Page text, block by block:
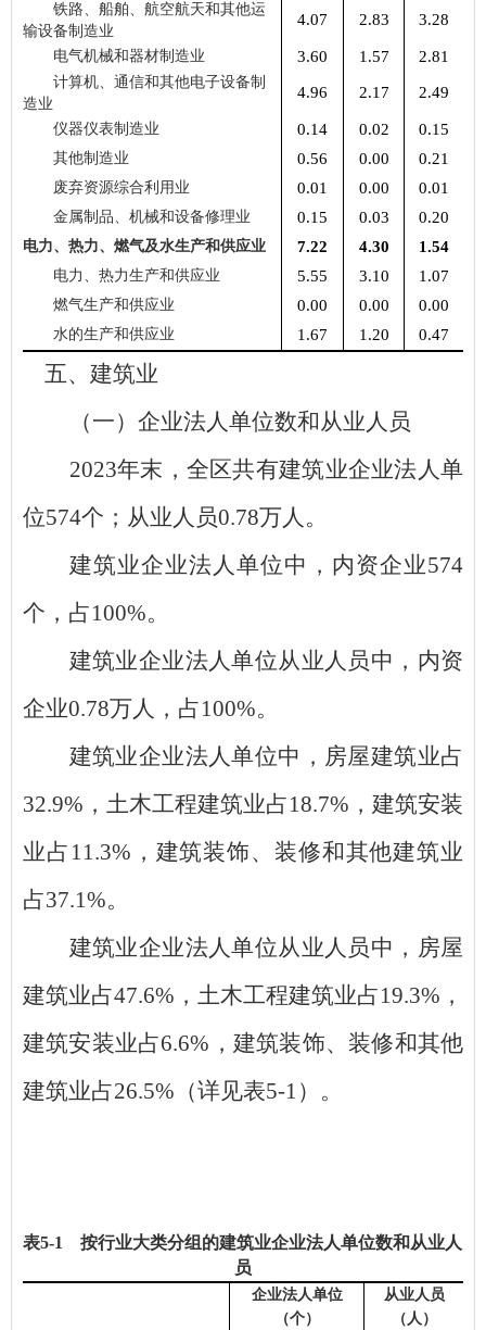
铁路、船舶、航空航天和其他运
输设备制造业
4.07 2.83 3.28
电气机械和器材制造业 3.60 1.57 2.81
计算机、通信和其他电子设备制
造业
4.96 2.17 2.49
仪器仪表制造业 0.14 0.02 0.15
其他制造业 0.56 0.00 0.21
废弃资源综合利用业 0.01 0.00 0.01
金属制品、机械和设备修理业 0.15 0.03 0.20
电力、热力、燃气及水生产和供应业 7.22 4.30 1.54
电力、热力生产和供应业 5.55 3.10 1.07
燃气生产和供应业 0.00 0.00 0.00
水的生产和供应业 1.67 1.20 0.47
五、建筑业
（一）企业法人单位数和从业人员
2023年末，全区共有建筑业企业法人单
位574个；从业人员0.78万人。
建筑业企业法人单位中，内资企业574
个，占100%。
建筑业企业法人单位从业人员中，内资
企业0.78万人，占100%。
建筑业企业法人单位中，房屋建筑业占
32.9% ，土木工程建筑业占18.7% ，建筑安装
业占 11.3% ，建筑装饰、装修和其他建筑业
占37.1%。
建筑业企业法人单位从业人员中，房屋
建筑业占47.6% ，土木工程建筑业占19.3% ，
建筑安装业占6.6% ，建筑装饰、装修和其他
建筑业占26.5% （详见表5-1）。
表5-1 按行业大类分组的建筑业企业法人单位数和从业人
员
企业法人单位
（个）
从业人员
（人）